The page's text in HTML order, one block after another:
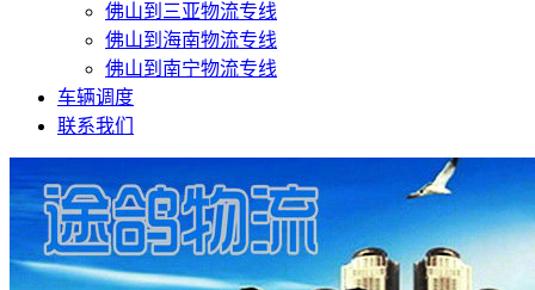
佛山到三亚物流专线
佛山到海南物流专线
佛山到南宁物流专线
车辆调度
联系我们